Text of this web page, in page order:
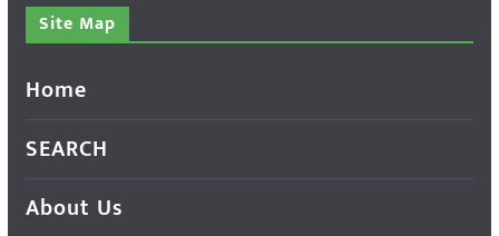
Site Map
Home
SEARCH
About Us